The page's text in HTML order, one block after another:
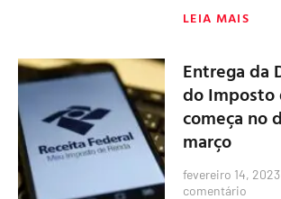
LEIA MAIS
Entrega da
do Imposto
começa no
março
fevereiro 14,
comentário